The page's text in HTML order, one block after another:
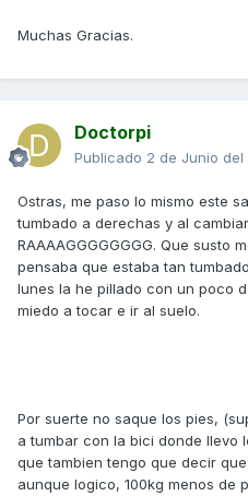
Muchas Gracias.
Doctorpi
Publicado 2 de Junio del
Ostras, me paso lo mismo este
tumbado a derechas y al
RAAAAGGGGGGGG. Que susto
pensaba que estaba tan
lunes la he pillado con un poco
miedo a tocar e ir al suelo.
Por suerte no saque los pies,
a tumbar con la bici donde llevo
que tambien tengo que decir
aunque logico, 100kg menos de